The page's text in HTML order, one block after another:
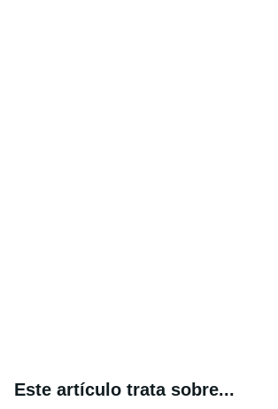
Este artículo trata sobre...